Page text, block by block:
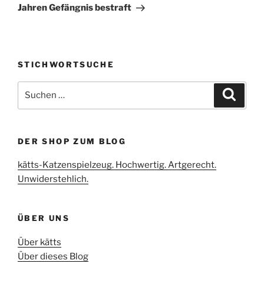
Jahren Gefängnis bestraft
STICHWORTSUCHE
nach:
DER SHOP ZUM BLOG
kätts-Katzenspielzeug. Hochwertig. Artgerecht.
Unwiderstehlich.
ÜBER UNS
Über kätts
Über dieses Blog